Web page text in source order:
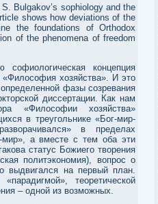
Bulgakov’s sophiology and the
shows how deviations of the
the foundations of Orthodox
of the phenomena of freedom
концепция
хозяйcтва». И это
фазы созревания
диссертации. Как нам
«Философии хозяйства»
в треугольнике «Бог-мир-
в пределах
мир», а вместе с тем оба эти
статус Божиего творения
политэкономия), вопрос о
выдвигался на первый план.
теоретической
– одной из возможных.